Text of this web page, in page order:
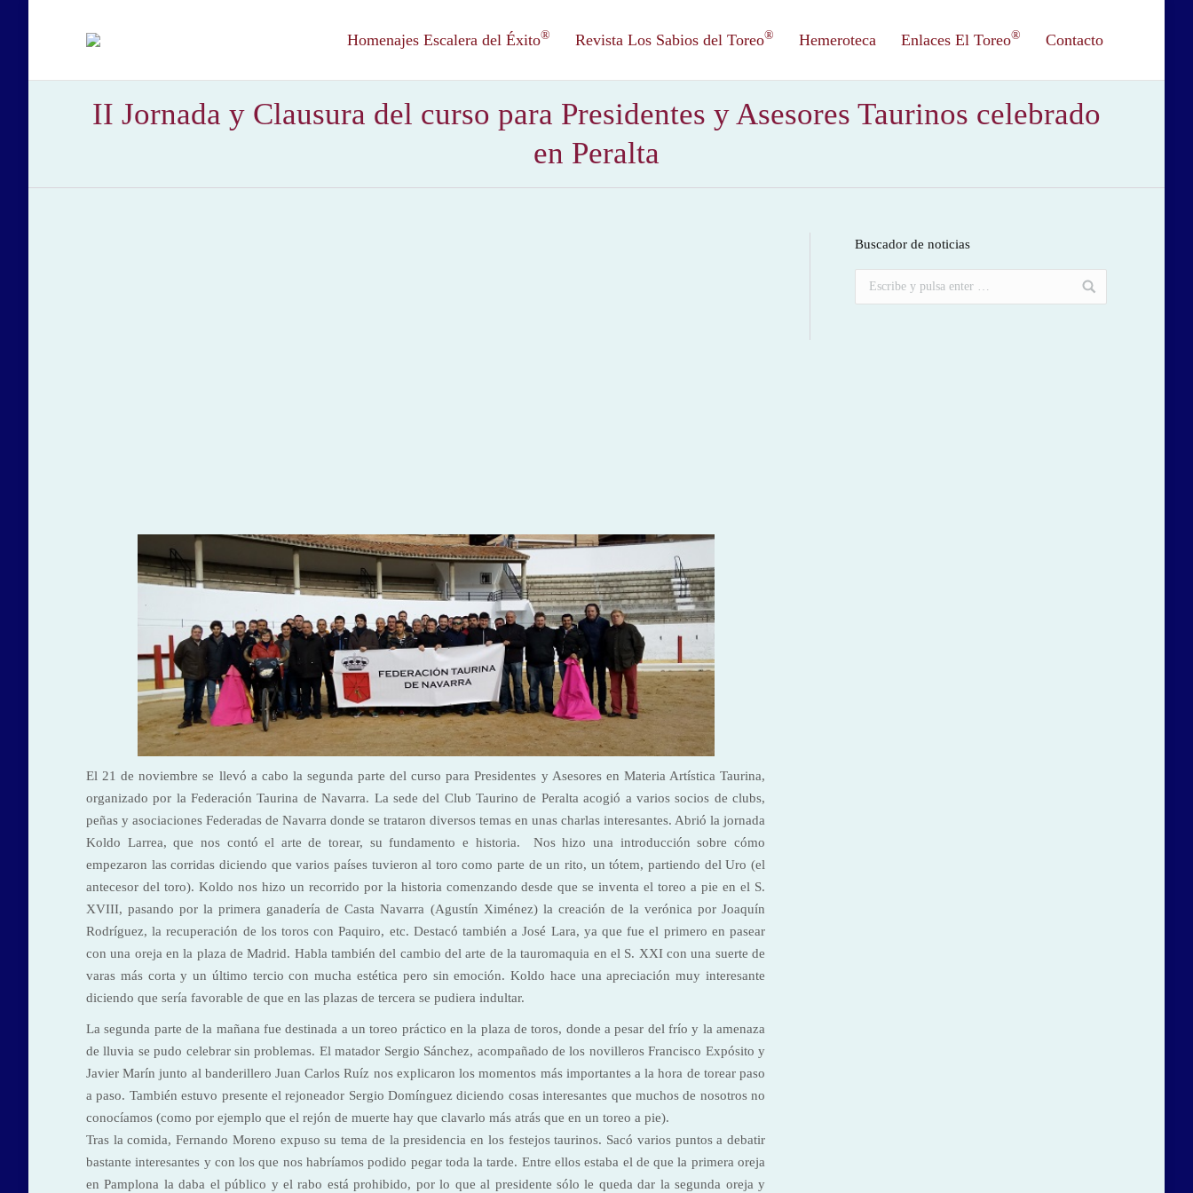
Homenajes Escalera del Éxito® Revista Los Sabios del Toreo® Hemeroteca Enlaces El Toreo® Contacto
II Jornada y Clausura del curso para Presidentes y Asesores Taurinos celebrado
en Peralta
El 21 de noviembre se llevó a cabo la segunda parte del curso para Presidentes y Asesores en Materia Artística Taurina,
organizado por la Federación Taurina de Navarra. La sede del Club Taurino de Peralta acogió a varios socios de clubs,
peñas y asociaciones Federadas de Navarra donde se trataron diversos temas en unas charlas interesantes. Abrió la jornada
Koldo Larrea, que nos contó el arte de torear, su fundamento e historia. Nos hizo una introducción sobre cómo
empezaron las corridas diciendo que varios países tuvieron al toro como parte de un rito, un tótem, partiendo del Uro (el
antecesor del toro). Koldo nos hizo un recorrido por la historia comenzando desde que se inventa el toreo a pie en el S.
XVIII, pasando por la primera ganadería de Casta Navarra (Agustín Ximénez) la creación de la verónica por Joaquín
Rodríguez, la recuperación de los toros con Paquiro, etc. Destacó también a José Lara, ya que fue el primero en pasear
con una oreja en la plaza de Madrid. Habla también del cambio del arte de la tauromaquia en el S. XXI con una suerte de
varas más corta y un último tercio con mucha estética pero sin emoción. Koldo hace una apreciación muy interesante
diciendo que sería favorable de que en las plazas de tercera se pudiera indultar.
La segunda parte de la mañana fue destinada a un toreo práctico en la plaza de toros, donde a pesar del frío y la amenaza
de lluvia se pudo celebrar sin problemas. El matador Sergio Sánchez, acompañado de los novilleros Francisco Expósito y
Javier Marín junto al banderillero Juan Carlos Ruíz nos explicaron los momentos más importantes a la hora de torear paso
a paso. También estuvo presente el rejoneador Sergio Domínguez diciendo cosas interesantes que muchos de nosotros no
conocíamos (como por ejemplo que el rejón de muerte hay que clavarlo más atrás que en un toreo a pie).
Tras la comida, Fernando Moreno expuso su tema de la presidencia en los festejos taurinos. Sacó varios puntos a debatir
bastante interesantes y con los que nos habríamos podido pegar toda la tarde. Entre ellos estaba el de que la primera oreja
en Pamplona la daba el público y el rabo está prohibido, por lo que al presidente sólo le queda dar la segunda oreja y
Buscador de noticias